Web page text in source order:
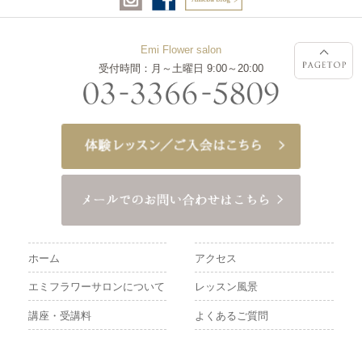
Emi Flower salon
受付時間：月～土曜日 9:00～20:00
ホーム アクセス
エミフラワーサロンについて レッスン風景
講座・受講料 よくあるご質問